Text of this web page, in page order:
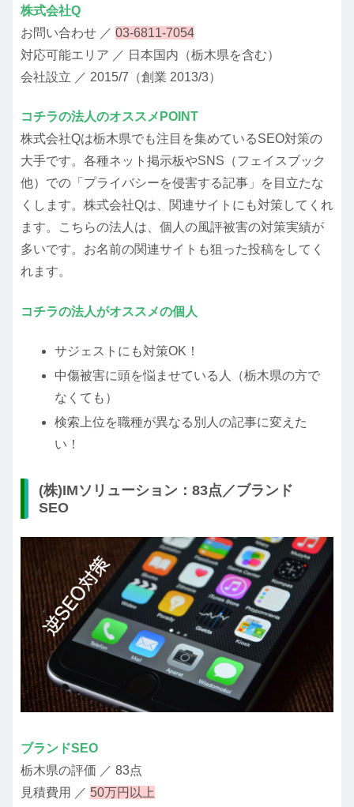
株式会社Q
お問い合わせ ／ 03-6811-7054
対応可能エリア ／ 日本国内（栃木県を含む）
会社設立 ／ 2015/7（創業 2013/3）
コチラの法人のオススメPOINT
株式会社Qは栃木県でも注目を集めているSEO対策の
大手です。各種ネット掲示板やSNS（フェイスブック
他）での「プライバシーを侵害する記事」を目立たな
くします。株式会社Qは、関連サイトにも対策してくれ
ます。こちらの法人は、個人の風評被害の対策実績が
多いです。お名前の関連サイトも狙った投稿をしてく
れます。
コチラの法人がオススメの個人
サジェストにも対策OK！
中傷被害に頭を悩ませている人（栃木県の方で
なくても）
検索上位を職種が異なる別人の記事に変えた
い！
(株)IMソリューション：83点／ブランド
SEO
ブランドSEO
栃木県の評価 ／ 83点
見積費用 ／ 50万円以上